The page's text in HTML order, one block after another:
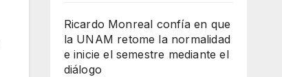
Ricardo Monreal confía en que
la UNAM retome la normalidad
e inicie el semestre mediante el
diálogo